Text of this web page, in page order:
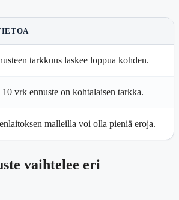
tarkkuus laskee loppua kohden.
vrk ennuste on kohtalaisen tarkka.
malleilla voi olla pieniä eroja.
vaihtelee eri